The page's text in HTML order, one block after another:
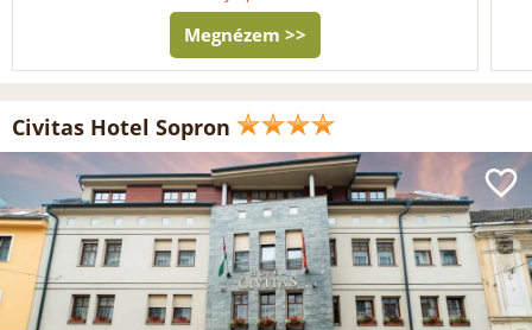
Megnézem >>
Civitas Hotel Sopron